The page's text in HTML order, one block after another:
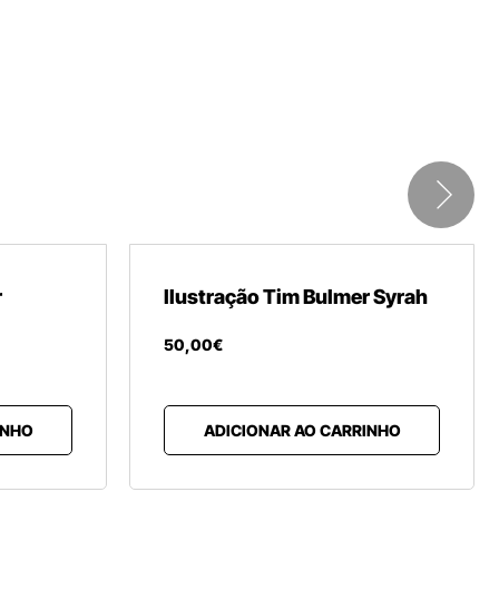
Ilustração Tim Bulmer Syrah
50,00€
ADICIONAR AO CARRINHO